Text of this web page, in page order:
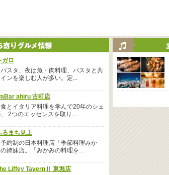
ガロ
スタ、夜は魚・肉料理、パスタと共
ンを楽しむ人が多い。定...
ahiru 古町店
とイタリア料理を学んで20年のシェ
2つのエッセンスを取り...
るまち見上
約制の日本料理店「季節料理みか
姉妹店。「みかみの料理を...
Liffey TavernⅡ 東堀店